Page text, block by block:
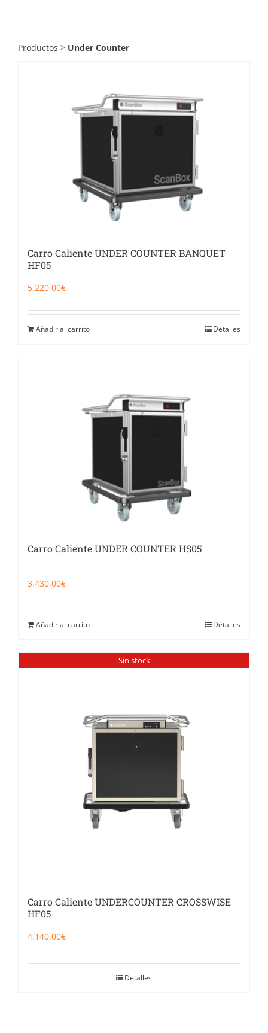
Food Service y Vending
Productos > Under Counter
Carro Caliente UNDER COUNTER BANQUET
HF05
5.220,00€
Añadir al carrito Detalles
Carro Caliente UNDER COUNTER HS05
3.430,00€
Añadir al carrito Detalles
Sin stock
Carro Caliente UNDERCOUNTER CROSSWISE
HF05
4.140,00€
Detalles